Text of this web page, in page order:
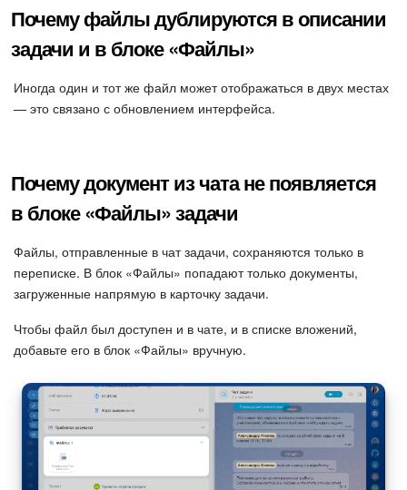
Почему файлы дублируются в описании
задачи и в блоке «Файлы»
Иногда один и тот же файл может отображаться в двух местах
— это связано с обновлением интерфейса.
Почему документ из чата не появляется
в блоке «Файлы» задачи
Файлы, отправленные в чат задачи, сохраняются только в
переписке. В блок «Файлы» попадают только документы,
загруженные напрямую в карточку задачи.
Чтобы файл был доступен и в чате, и в списке вложений,
добавьте его в блок «Файлы» вручную.